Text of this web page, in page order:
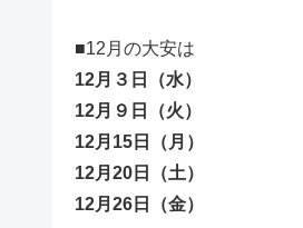
■12月の大安は
12月３日（水）
12月 ９日（火）
12月 15日（月）
12月 20日（土）
12月 26日（金）